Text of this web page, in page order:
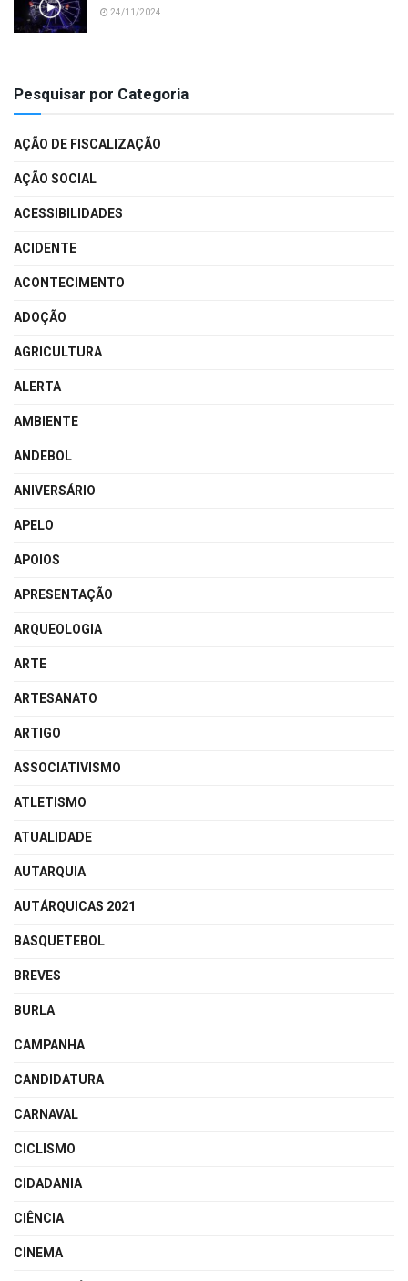
24/11/2024
Pesquisar por Categoria
AÇÃO DE FISCALIZAÇÃO
AÇÃO SOCIAL
ACESSIBILIDADES
ACIDENTE
ACONTECIMENTO
ADOÇÃO
AGRICULTURA
ALERTA
AMBIENTE
ANDEBOL
ANIVERSÁRIO
APELO
APOIOS
APRESENTAÇÃO
ARQUEOLOGIA
ARTE
ARTESANATO
ARTIGO
ASSOCIATIVISMO
ATLETISMO
ATUALIDADE
AUTARQUIA
AUTÁRQUICAS 2021
BASQUETEBOL
BREVES
BURLA
CAMPANHA
CANDIDATURA
CARNAVAL
CICLISMO
CIDADANIA
CIÊNCIA
CINEMA